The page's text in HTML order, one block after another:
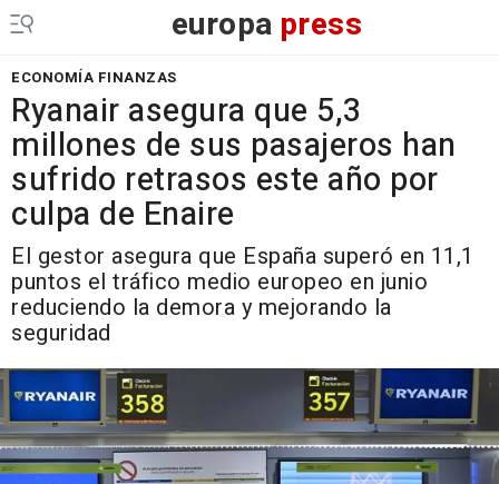
europa press
ECONOMÍA FINANZAS
Ryanair asegura que 5,3
millones de sus pasajeros han
sufrido retrasos este año por
culpa de Enaire
El gestor asegura que España superó en 11,1
puntos el tráfico medio europeo en junio
reduciendo la demora y mejorando la
seguridad